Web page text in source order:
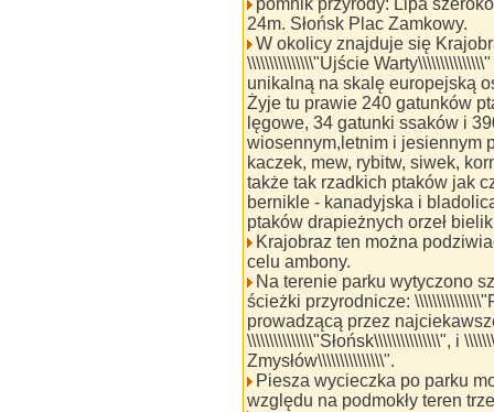
pomnik przyrody: Lipa
24m. Słońsk Plac Zamkowy.
W okolicy znajduje się
\\\\\\\\\\\\\\\"Ujście
unikalną na skalę europejską
Żyje tu prawie 240 gatunków
lęgowe, 34 gatunki ssaków i
wiosennym,letnim i jesiennym
kaczek, mew, rybitw, siwek,
także tak rzadkich ptaków jak
bernikle - kanadyjska i
ptaków drapieżnych orzeł
Krajobraz ten można
celu ambony.
Na terenie parku wytyczono
ścieżki przyrodnicze:
prowadzącą przez
\\\\\\\\\\\\\\\"Słońsk\\\\\\\\\\\\\\\", i
Zmysłów\\\\\\\\\\\\\\\".
Piesza wycieczka po parku
względu na podmokły teren